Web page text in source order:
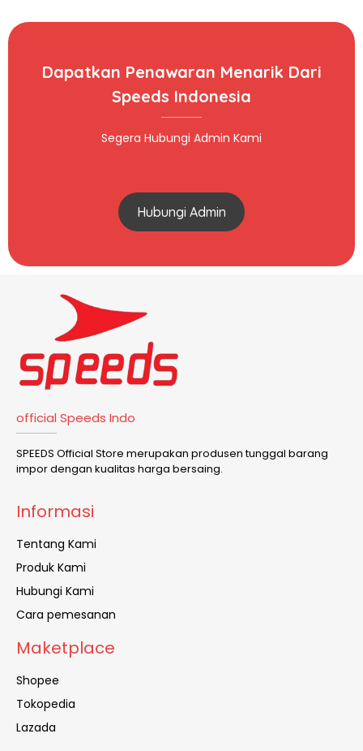
Dapatkan Penawaran Menarik Dari
Speeds Indonesia
Segera Hubungi Admin Kami
Hubungi Admin
official Speeds Indo
SPEEDS Official Store merupakan produsen tunggal barang
impor dengan kualitas harga bersaing.
Informasi
Tentang Kami
Produk Kami
Hubungi Kami
Cara pemesanan
Maketplace
Shopee
Tokopedia
Lazada